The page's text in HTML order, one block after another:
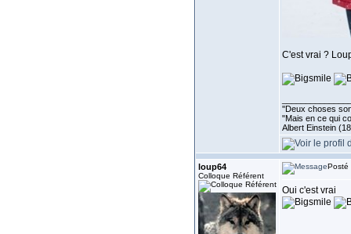
C'est vrai ?
''Deux choses
"Mais en ce qui
Albert Einstein
loup64
Colloque Référent
Posté
Oui c'est vrai